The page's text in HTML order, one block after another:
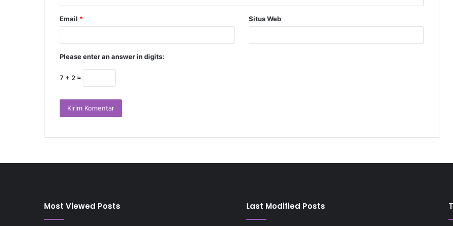
Email * Situs Web
Please enter an answer in digits:
7 + 2 =
Most Viewed Posts Last Modified Posts